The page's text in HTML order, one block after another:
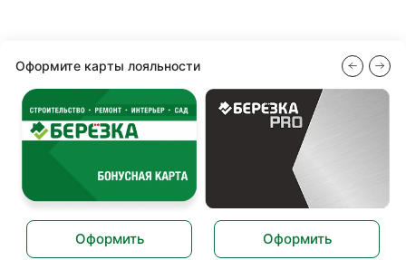
Оформите карты лояльности
Оформить Оформить